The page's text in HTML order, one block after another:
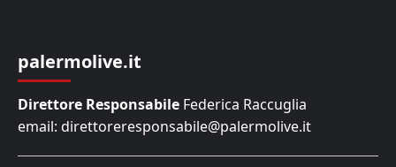
palermolive.it
Direttore Responsabile Federica Raccuglia
email: direttoreresponsabile@palermolive.it